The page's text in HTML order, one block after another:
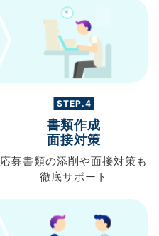
STEP.4
書類作成
面接対策
応募書類の添削や面接対策も
徹底サポート